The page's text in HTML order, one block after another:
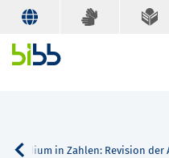
Studium in Zahlen: Revision